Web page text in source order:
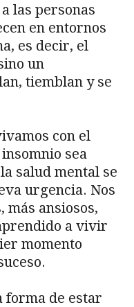
las personas
en entornos
es decir, el
un
tiemblan y se
con el
sea
salud mental se
urgencia. Nos
más ansiosos,
a vivir
momento
forma de estar